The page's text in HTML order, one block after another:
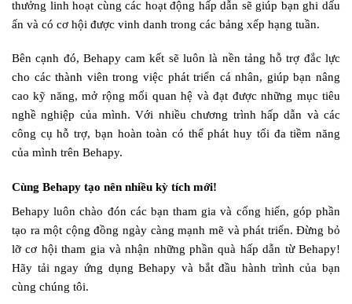
thưởng linh hoạt cùng các hoạt động hấp dẫn sẽ giúp bạn ghi dấu
ấn và có cơ hội được vinh danh trong các bảng xếp hạng tuần.
Bên cạnh đó, Behapy cam kết sẽ luôn là nền tảng hỗ trợ đắc lực
cho các thành viên trong việc phát triển cá nhân, giúp bạn nâng
cao kỹ năng, mở rộng mối quan hệ và đạt được những mục tiêu
nghề nghiệp của mình. Với nhiều chương trình hấp dẫn và các
công cụ hỗ trợ, bạn hoàn toàn có thể phát huy tối đa tiềm năng
của mình trên Behapy.
Cùng Behapy tạo nên nhiều kỳ tích mới!
Behapy luôn chào đón các bạn tham gia và cống hiến, góp phần
tạo ra một cộng đồng ngày càng mạnh mẽ và phát triển. Đừng bỏ
lỡ cơ hội tham gia và nhận những phần quà hấp dẫn từ Behapy!
Hãy tải ngay ứng dụng Behapy và bắt đầu hành trình của bạn
cùng chúng tôi.